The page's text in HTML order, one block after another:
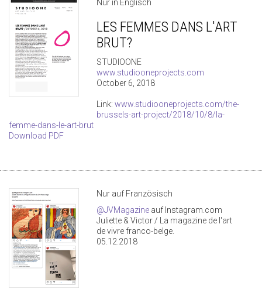
Nur in Englisch
LES FEMMES DANS L'ART
BRUT?
STUDIOONE
www.studiooneprojects.com
October 6, 2018
Link: www.studiooneprojects.com/the-
brussels-art-project/2018/10/8/la-
femme-dans-le-art-brut
Download PDF
Nur auf Französisch
@JVMagazine auf Instagram.com
Juliette & Victor / La magazine de l'art
de vivre franco-belge.
05.12.2018